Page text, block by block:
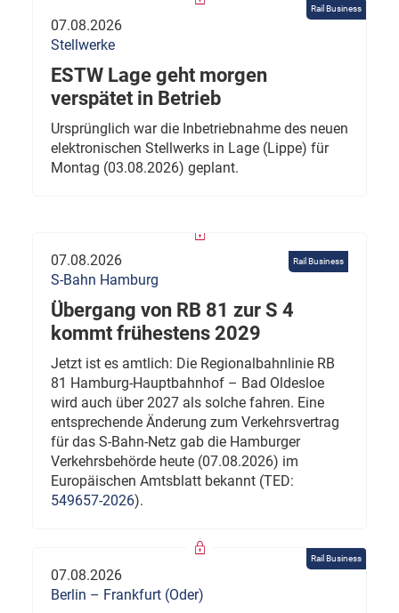
Rail Business
07.08.2026
Stellwerke
ESTW Lage geht morgen
verspätet in Betrieb
Ursprünglich war die Inbetriebnahme des neuen
elektronischen Stellwerks in Lage (Lippe) für
Montag (03.08.2026) geplant.
Rail Business
07.08.2026
S-Bahn Hamburg
Übergang von RB 81 zur S 4
kommt frühestens 2029
Jetzt ist es amtlich: Die Regionalbahnlinie RB
81 Hamburg-Hauptbahnhof – Bad Oldesloe
wird auch über 2027 als solche fahren. Eine
entsprechende Änderung zum Verkehrsvertrag
für das S-Bahn-Netz gab die Hamburger
Verkehrsbehörde heute (07.08.2026) im
Europäischen Amtsblatt bekannt (TED:
549657-2026).
Rail Business
07.08.2026
Berlin – Frankfurt (Oder)